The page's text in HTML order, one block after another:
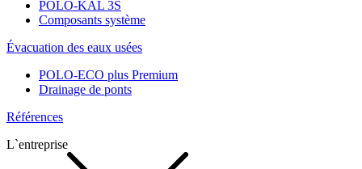
POLO-KAL 3S
Composants système
Évacuation des eaux usées
POLO-ECO plus Premium
Drainage de ponts
Références
L`entreprise